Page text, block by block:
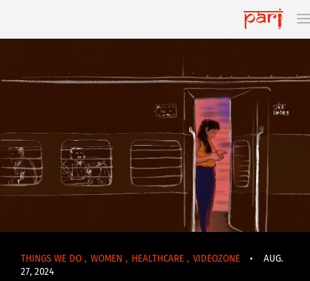
THINGS WE DO , WOMEN , HEALTHCARE , VIDEOZONE •
AUG.
27, 2024